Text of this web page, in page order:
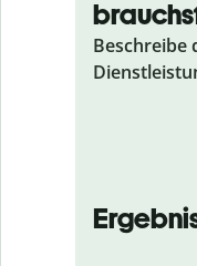
Beschreibe